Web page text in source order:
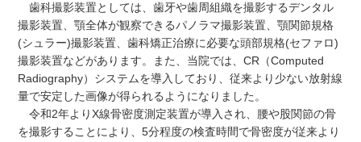
歯科撮影装置としては、歯牙や歯周組織を撮影するデンタル
撮影装置、顎全体が観察できるパノラマ撮影装置、顎関節規格
(シュラー)撮影装置、歯科矯正治療に必要な頭部規格(セファロ)
撮影装置などがあります。また、当院では、CR（Computed
Radiography）システムを導入しており、従来より少ない放射線
量で安定した画像が得られるようになりました。
令和2年よりX線骨密度測定装置が導入され、腰や股関節の骨
を撮影することにより、5分程度の検査時間で骨密度が従来より